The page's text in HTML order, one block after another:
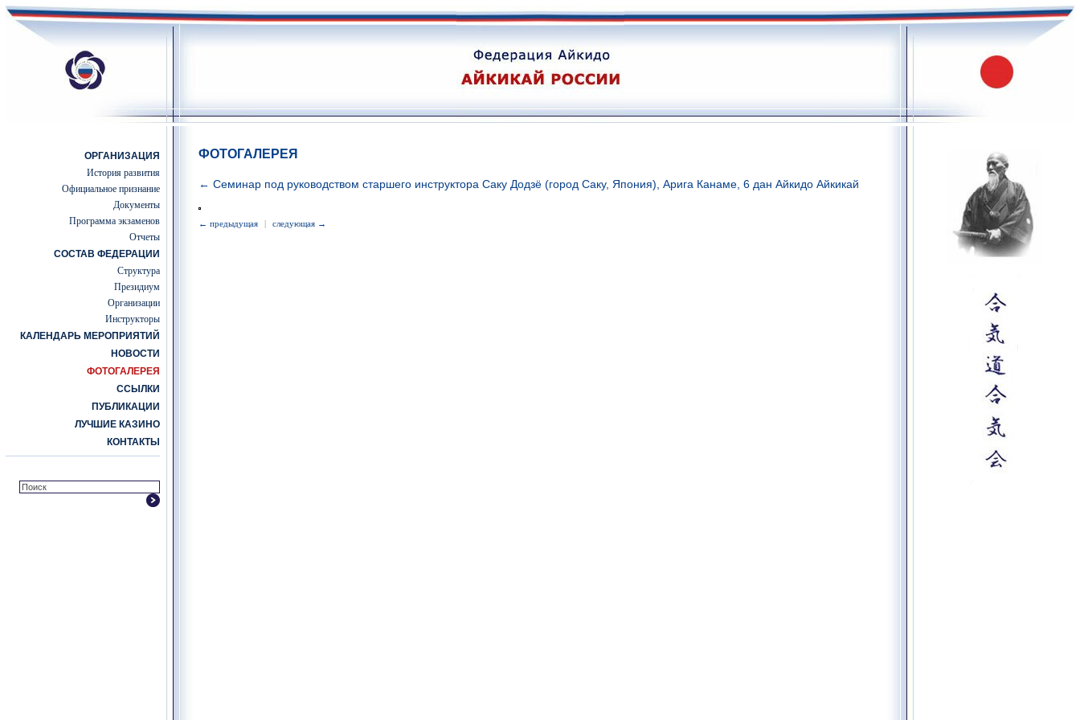
ОРГАНИЗАЦИЯ
История развития
Официальное признание
Документы
Программа экзаменов
Отчеты
СОСТАВ ФЕДЕРАЦИИ
Структура
Президиум
Организации
Инструкторы
КАЛЕНДАРЬ МЕРОПРИЯТИЙ
НОВОСТИ
ФОТОГАЛЕРЕЯ
ССЫЛКИ
ПУБЛИКАЦИИ
ЛУЧШИЕ КАЗИНО
КОНТАКТЫ
ФОТОГАЛЕРЕЯ
← Семинар под руководством старшего инструктора Саку Додзё (город Саку, Япония), Арига Канаме, 6 дан Айкидо Айкикай
← предыдущая | следующая →